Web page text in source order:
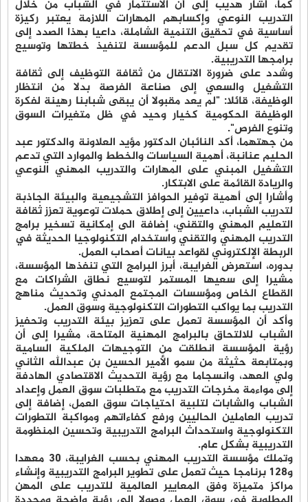
كما، أشار هديب إلى أن الاستثمار في الشباب من خلال
التدريب النوعي وإكسابهم المهارات اللازمة يعتبر ركيزة
أساسية في تحقيق التنمية الشاملة، داعيا بهذا الصدد إلى
تقديم كل سبل الدعم للمؤسسة لتنفيذ خطتها وتوسيع
برامجها التدريبية.
وشدد على ضرورة الانتقال من ثقافة التوظيف إلى ثقافة
التشغيل والسعي إلى صناعة الفرصة بدلا من انتظار
الوظيفة، قائلا: "لم يعد مقبولا أن يبقى شبابنا رهينة لفكرة
الوظيفة الحكومية كخيار وحيد في ظل متغيرات السوق
وتنوع الفرص".
من جهتهما، أكد النائبان الدكتور مؤيد العلاونة والدكتور عبد
الحليم عنانبة، أهمية السياسات والخطط والموارد التي تدعم
التشغيل المبني على المهارات والتدريب المهني النوعي
والريادة القائمة على الابتكار.
وأشارا إلى أهمية توفير الحوافز التشجيعية والبيئة الجاذبة
لتدريب الشباب، داعيين إلى إطلاق حملات توعوية تعزز ثقافة
التعليم المهني والتقني، إضافة الى إمكانية تسخير برامج
التدريب المهني والتقني واستخدام التكنولوجيا الحديثة في
الربطة الإلكتروني لقواعد بيانات أصحاب العمل.
بدوره، استعرض الغرايبة، أبرز البرامج التي تنفذها المؤسسة،
مشيرا إلى سعيها المستمر لتوسيع نطاق الشراكات مع
القطاع الخاص ومؤسسات المجتمع المدني وتحديث مناهج
التدريب بما يواكب التطورات التكنولوجية وسوق العمل.
وأكد أن المؤسسة تعمل على تعزيز بيئة التدريب وتحفيز
الشباب للالتحاق بالبرامج المهنية المتاحة، مشيرا إلى أن
رؤية المؤسسة انطلقت من التوجيهات الملكية السامية
وبمتابعة حثيثة من سمو الأمير الحسين بن عبدالله الثاني
ولي العهد، وانسجاما مع رؤية التحديث الاقتصادي الهادفة
إلى مواءمة مخرجات التدريب مع متطلبات سوق العمل وإعداد
الشباب والشابات لتلبية احتياجات سوق العمل، إضافة إلى
تدريب العاملين الحاليين ورفع كفاءاتهم ومواكبة التطورات
التكنولوجية واستحداث البرامج التدريبية وتحسين المنظومة
التدريبية بشكل عام.
وتملك مؤسسة التدريب المهني بحسب الغرايبة، 30 معهدا
و128 برنامجا حيث تعمل على تطوير البرامج التدريبية وإنشاء
مراكز متميزة وفق المعايير العالمية للتدريب على المهن